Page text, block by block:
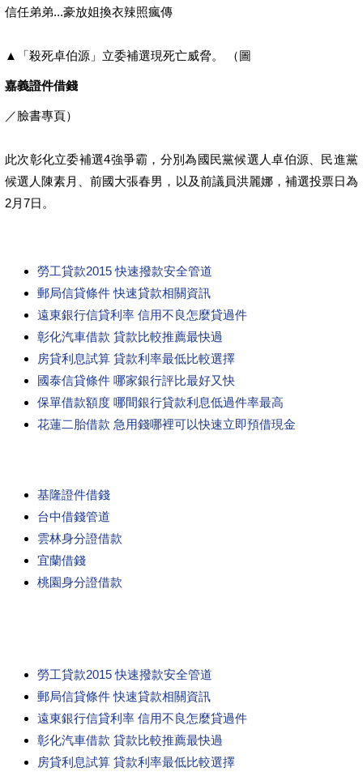
信任弟弟...豪放姐換衣辣照瘋傳
▲「殺死卓伯源」立委補選現死亡威脅。 （圖
嘉義證件借錢
／臉書專頁）
此次彰化立委補選4強爭霸，分別為國民黨候選人卓伯源、民進黨
候選人陳素月、前國大張春男，以及前議員洪麗娜，補選投票日為
2月7日。
勞工貸款2015 快速撥款安全管道
郵局信貸條件 快速貸款相關資訊
遠東銀行信貸利率 信用不良怎麼貸過件
彰化汽車借款 貸款比較推薦最快過
房貸利息試算 貸款利率最低比較選擇
國泰信貸條件 哪家銀行評比最好又快
保單借款額度 哪間銀行貸款利息低過件率最高
花蓮二胎借款 急用錢哪裡可以快速立即預借現金
基隆證件借錢
台中借錢管道
雲林身分證借款
宜蘭借錢
桃園身分證借款
勞工貸款2015 快速撥款安全管道
郵局信貸條件 快速貸款相關資訊
遠東銀行信貸利率 信用不良怎麼貸過件
彰化汽車借款 貸款比較推薦最快過
房貸利息試算 貸款利率最低比較選擇